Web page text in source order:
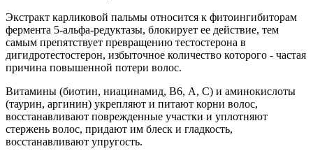
Экстракт карликовой пальмы относится к фитоингибиторам
фермента 5-альфа-редуктазы, блокирует ее действие, тем
самым препятствует превращению тестостерона в
дигидротестостерон, избыточное количество которого - частая
причина повышенной потери волос.
Витамины (биотин, ниацинамид, В6, А, С) и аминокислоты
(таурин, аргинин) укрепляют и питают корни волос,
восстанавливают поврежденные участки и уплотняют
стержень волос, придают им блеск и гладкость,
восстанавливают упругость.